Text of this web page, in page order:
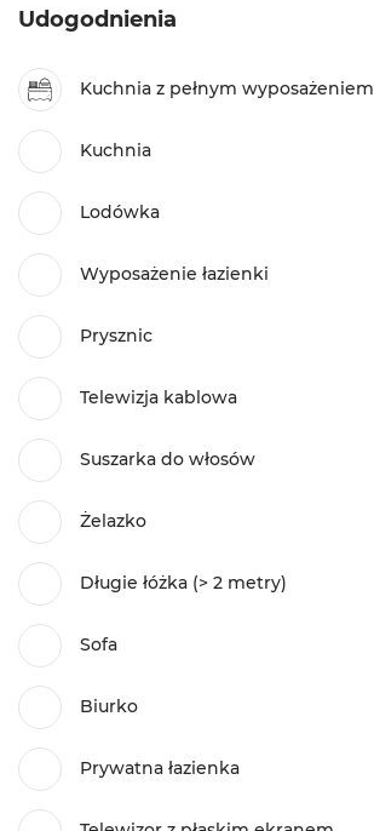
Udogodnienia
Kuchnia z pełnym wyposażeniem
Kuchnia
Lodówka
Wyposażenie łazienki
Prysznic
Telewizja kablowa
Suszarka do włosów
Żelazko
Długie łóżka (> 2 metry)
Sofa
Biurko
Prywatna łazienka